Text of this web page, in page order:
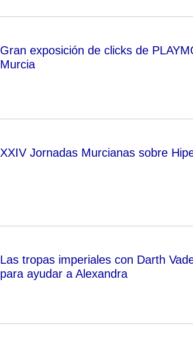
Gran exposición de clicks de
Murcia
XXIV Jornadas Murcianas sobre
Las tropas imperiales con Darth
para ayudar a Alexandra